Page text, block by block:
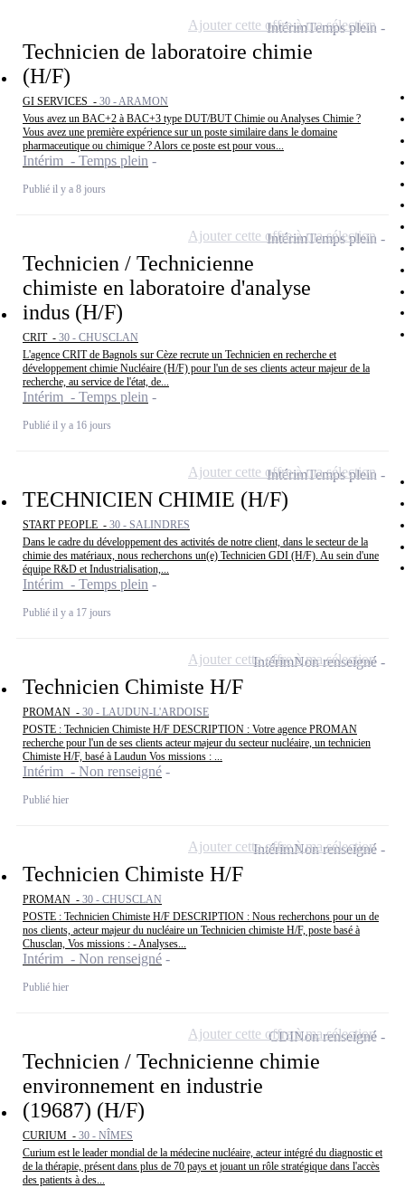
Technicien de laboratoire chimie
(H/F)
GI SERVICES - 30 - ARAMON
Vous avez un BAC+2 à BAC+3 type DUT/BUT Chimie ou Analyses Chimie ?
Vous avez une première expérience sur un poste similaire dans le domaine
pharmaceutique ou chimique ? Alors ce poste est pour vous...
Intérim - Temps plein
Publié il y a 8 jours
IntérimTemps plein
Ajouter cette offre à ma sélection
Technicien / Technicienne
chimiste en laboratoire d'analyse
indus (H/F)
CRIT - 30 - CHUSCLAN
L'agence CRIT de Bagnols sur Cèze recrute un Technicien en recherche et
développement chimie Nucléaire (H/F) pour l'un de ses clients acteur majeur de la
recherche, au service de l'état, de...
Intérim - Temps plein
Publié il y a 16 jours
IntérimTemps plein
Ajouter cette offre à ma sélection
TECHNICIEN CHIMIE (H/F)
START PEOPLE - 30 - SALINDRES
Dans le cadre du développement des activités de notre client, dans le secteur de la
chimie des matériaux, nous recherchons un(e) Technicien GDI (H/F). Au sein d'une
équipe R&D et Industrialisation,...
Intérim - Temps plein
Publié il y a 17 jours
IntérimTemps plein
Ajouter cette offre à ma sélection
Technicien Chimiste H/F
PROMAN - 30 - LAUDUN-L'ARDOISE
POSTE : Technicien Chimiste H/F DESCRIPTION : Votre agence PROMAN
recherche pour l'un de ses clients acteur majeur du secteur nucléaire, un technicien
Chimiste H/F, basé à Laudun Vos missions : ...
Intérim - Non renseigné
Publié hier
IntérimNon renseigné
Ajouter cette offre à ma sélection
Technicien Chimiste H/F
PROMAN - 30 - CHUSCLAN
POSTE : Technicien Chimiste H/F DESCRIPTION : Nous recherchons pour un de
nos clients, acteur majeur du nucléaire un Technicien chimiste H/F, poste basé à
Chusclan, Vos missions : - Analyses...
Intérim - Non renseigné
Publié hier
IntérimNon renseigné
Ajouter cette offre à ma sélection
Technicien / Technicienne chimie
environnement en industrie
(19687) (H/F)
CURIUM - 30 - NÎMES
Curium est le leader mondial de la médecine nucléaire, acteur intégré du diagnostic et
de la thérapie, présent dans plus de 70 pays et jouant un rôle stratégique dans l'accès
des patients à des...
CDINon renseigné
Ajouter cette offre à ma sélection